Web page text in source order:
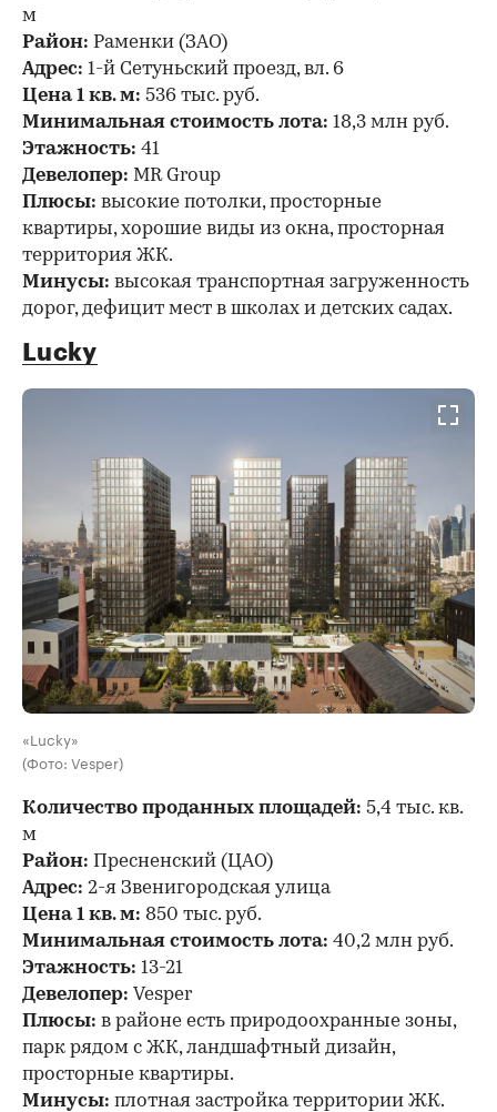
м
Район: Раменки (ЗАО)
Адрес: 1-й Сетуньский проезд, вл. 6
Цена 1 кв. м: 536 тыс. руб.
Минимальная стоимость лота: 18,3 млн руб.
Этажность: 41
Девелопер: MR Group
Плюсы: высокие потолки, просторные
квартиры, хорошие виды из окна, просторная
территория ЖК.
Минусы: высокая транспортная загруженность
дорог, дефицит мест в школах и детских садах.
Lucky
«Lucky»
(Фото: Vesper)
Количество проданных площадей: 5,4 тыс. кв.
м
Район: Пресненский (ЦАО)
Адрес: 2-я Звенигородская улица
Цена 1 кв. м: 850 тыс. руб.
Минимальная стоимость лота: 40,2 млн руб.
Этажность: 13-21
Девелопер: Vesper
Плюсы: в районе есть природоохранные зоны,
парк рядом с ЖК, ландшафтный дизайн,
просторные квартиры.
Минусы: плотная застройка территории ЖК.